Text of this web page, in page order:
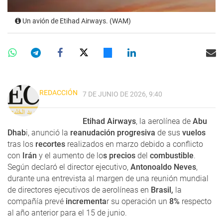
Un avión de Etihad Airways. (WAM)
REDACCIÓN 7 DE JUNIO DE 2026, 9:40
Etihad Airways, la aerolínea de Abu
Dhabi, anunció la reanudación progresiva de sus vuelos
tras los recortes realizados en marzo debido a conflicto
con Irán y el aumento de los precios del combustible.
Según declaró el director ejecutivo, Antonoaldo Neves,
durante una entrevista al margen de una reunión mundial
de directores ejecutivos de aerolíneas en Brasil, la
compañía prevé incrementar su operación un 8% respecto
al año anterior para el 15 de junio.